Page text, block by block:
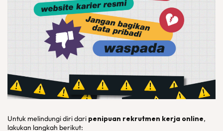
Untuk melindungi diri dari penipuan rekrutmen kerja online,
lakukan langkah berikut: